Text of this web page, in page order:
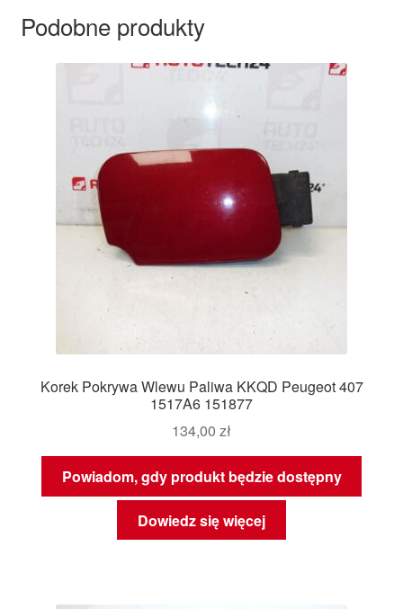
Podobne produkty
Korek Pokrywa Wlewu Paliwa KKQD Peugeot 407
1517A6 151877
134,00 zł
Powiadom, gdy produkt będzie dostępny
Dowiedz się więcej